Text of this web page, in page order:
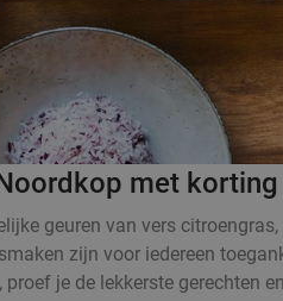
met korting
geuren van vers
zijn voor iedereen
je de lekkerste gerechten